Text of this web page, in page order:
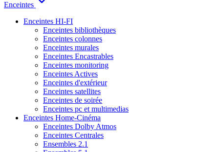
Enceintes
Enceintes HI-FI
Enceintes bibliothèques
Enceintes colonnes
Enceintes murales
Enceintes Encastrables
Enceintes monitoring
Enceintes Actives
Enceintes d'extérieur
Enceintes satellites
Enceintes de soirée
Enceintes pc et multimedias
Enceintes Home-Cinéma
Enceintes Dolby Atmos
Enceintes Centrales
Ensembles 2.1